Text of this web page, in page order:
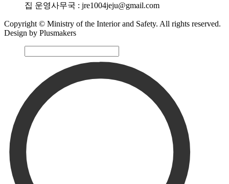
집 운영사무국 : jre1004jeju@gmail.com
Copyright © Ministry of the Interior and Safety. All rights reserved.
Design by Plusmakers